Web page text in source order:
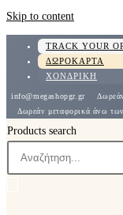
Skip to content
TRACK YOUR
ΔΩΡΟΚΑΡΤΑ
ΧΟΝΔΡΙΚΗ
info@megashopgr.gr
Δωρεάν μεταφορικά άνω
Products search